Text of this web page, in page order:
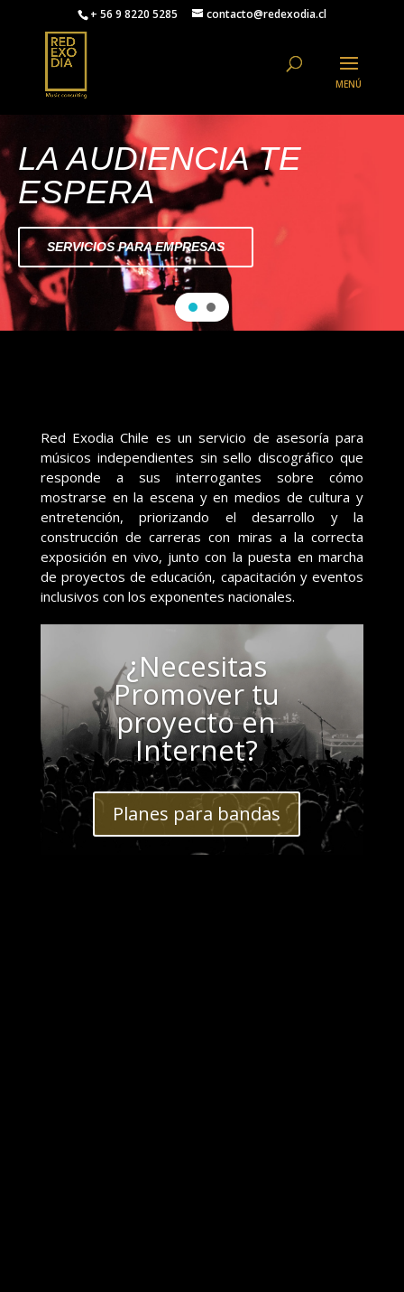
+ 56 9 8220 5285 contacto@redexodia.cl
Red Exodia Chile es un servicio de asesoría para
músicos independientes sin sello discográfico que
responde a sus interrogantes sobre cómo
mostrarse en la escena y en medios de cultura y
entretención, priorizando el desarrollo y la
construcción de carreras con miras a la correcta
exposición en vivo, junto con la puesta en marcha
de proyectos de educación, capacitación y eventos
inclusivos con los exponentes nacionales.
¿Necesitas
Promover tu
proyecto en
Internet?
Planes para bandas